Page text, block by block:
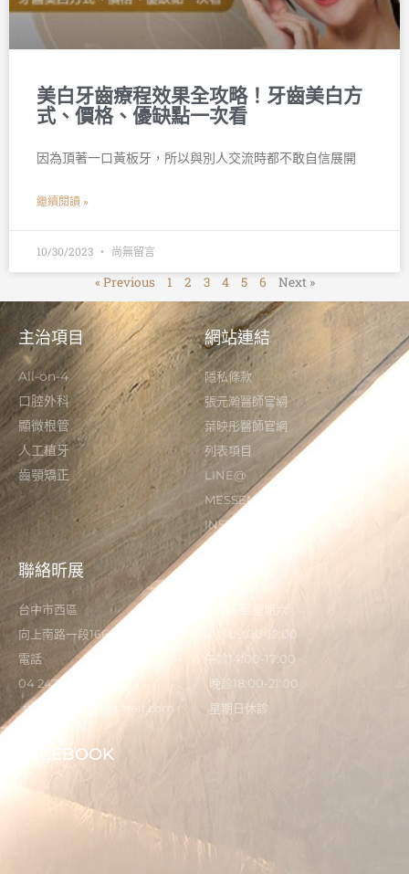
美白牙齒療程效果全攻略！牙齒美白方
式、價格、優缺點一次看
因為頂著一口黃板牙，所以與別人交流時都不敢自信展開
繼續閱讀 »
10/30/2023 尚無留言
« Previous 1 2 3 4 5 6 Next »
主治項目
All-on-4
口腔外科
顯微根管
人工植牙
齒顎矯正
網站連結
隱私條款
張元瀚醫師官網
葉映彤醫師官網
列表項目
LINE@
MESSENGER
INSTAGRAM
聯絡昕展
台中市西區
向上南路一段166-5號
電話
04 2473 0325
flystardental@gmail.com
星期一至星期六
早診09:00-12:00
午診14:00-17:00
晚診18:00-21:00
星期日休診
FACEBOOK